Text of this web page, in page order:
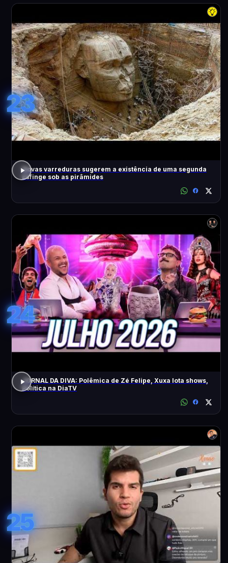
23
Novas varreduras sugerem a existência de uma segunda
Esfinge sob as pirâmides
24
JORNAL DA DIVA: Polêmica de Zé Felipe, Xuxa lota shows,
Política na DiaTV
25